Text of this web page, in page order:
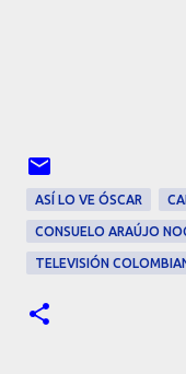
ASÍ LO VE ÓSCAR
CONSUELO ARAÚJO
TELEVISIÓN